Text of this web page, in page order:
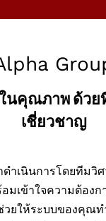
นคุณภาพ ด้วย
เชี่ยวชาญ
ดำเนินการโดยทีมวิ
มเข้าใจความต้อง
ยให้ระบบของคุณท